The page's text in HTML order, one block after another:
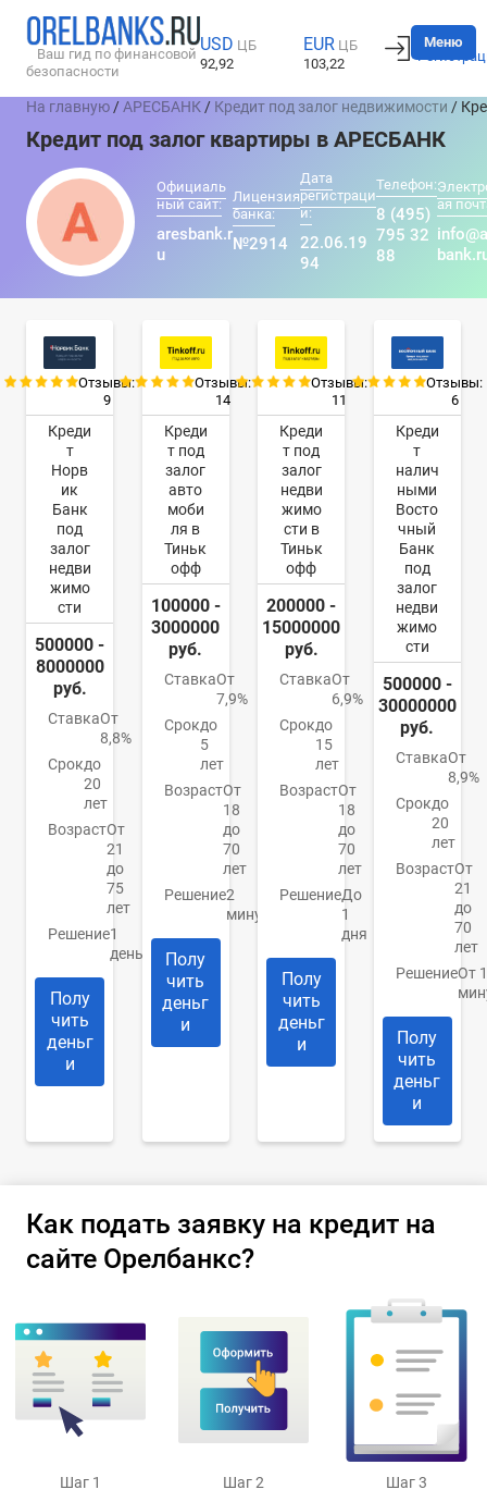
Ваш гид по финансовой
безопасности
USD ЦБ
92,92
EUR ЦБ
103,22
Вход
Меню
На главную /АРЕСБАНК / Кредит под залог недвижимости /
Кредит под залог квартиры в АРЕСБАНК
Официаль
ный сайт:
aresbank.r
u
Лицензия
банка:
№2914
Дата
регистраци
и:
22.06.19
94
Телефон:
8 (495)
795 32
88
ая
Отзывы:
9
Креди
т
Норв
ик
Банк
под
залог
недви
жимо
сти
500000 -
8000000
руб.
СтавкаОт
8,8%
Срокдо
20
лет
ВозрастОт
21
до
75
лет
Решение1
день
Полу
чить
деньг
и
Отзывы:
14
Креди
т под
залог
авто
моби
ля в
Тиньк
офф
100000 -
3000000
руб.
СтавкаОт
7,9%
Срокдо
5
лет
ВозрастОт
18
до
70
лет
Решение2
минуты
Полу
чить
деньг
и
Отзывы:
11
Креди
т под
залог
недви
жимо
сти в
Тиньк
офф
200000 -
15000000
руб.
СтавкаОт
6,9%
Срокдо
15
лет
ВозрастОт
18
до
70
лет
РешениеДо
1
дня
Полу
чить
деньг
и
Отзывы:
6
Креди
т
налич
ными
Восто
чный
Банк
под
залог
недви
жимо
сти
500000 -
30000000
руб.
СтавкаОт
8,9%
Срокдо
20
лет
ВозрастОт
21
до
70
лет
РешениеОт
Полу
чить
деньг
и
Как подать заявку на кредит на
сайте Орелбанкс?
Шаг 1
Шаг 2
Шаг 3